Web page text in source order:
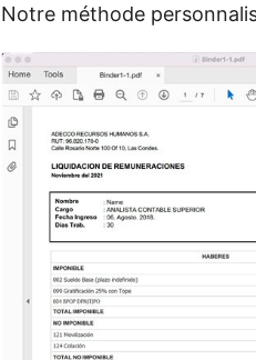
Notre méthode